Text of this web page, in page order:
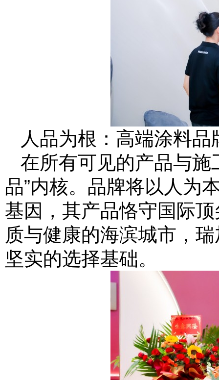
人品为根：高端涂料
在所有可见的产品与施
品”内核。品牌将以人为
基因，其产品恪守国际
质与健康的海滨城市，
坚实的选择基础。